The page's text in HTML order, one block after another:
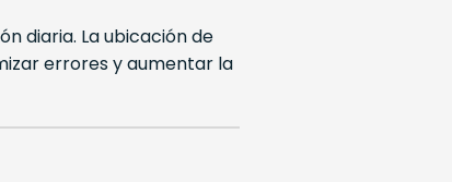
diaria. La ubicación de
errores y aumentar la